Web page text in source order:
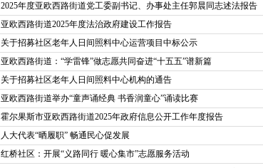
2025年度亚欧西路街道党工委副书记、办事处主任郭晨同志述法报告
亚欧西路街道2025年度法治政府建设工作报告
关于招募社区老年人日间照料中心运营项目中标公示
亚欧西路街道：“学雷锋”做志愿共同奋进“十五五”谱新篇
关于招募社区老年人日间照料中心机构的通告
亚欧西路街道举办“童声诵经典 书香润童心”诵读比赛
霍尔果斯市亚欧西路街道2025年政府信息公开工作年度报告
人大代表“晒履职” 畅通民心促发展
红桥社区：开展“义路同行 暖心集市”志愿服务活动